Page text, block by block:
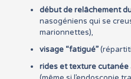
début de relâchement
nasogéniens qui se
marionnettes),
visage “fatigué”
rides et texture cutanée